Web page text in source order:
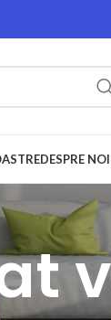
DESPRE NOI